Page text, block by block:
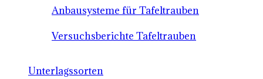
Anbausysteme für Tafeltrauben
Versuchsberichte Tafeltrauben
Unterlagssorten